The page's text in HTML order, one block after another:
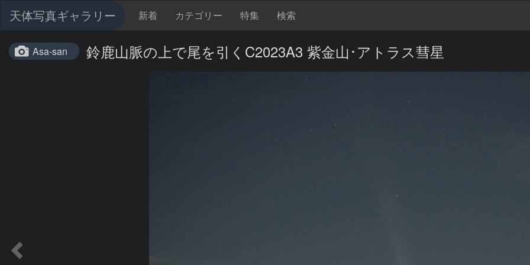
天体写真ギャラリー 新着 カテゴリー 特集 検索
Asa-san 鈴鹿山脈の上で尾を引くC2023A3 紫金山･アトラス彗星